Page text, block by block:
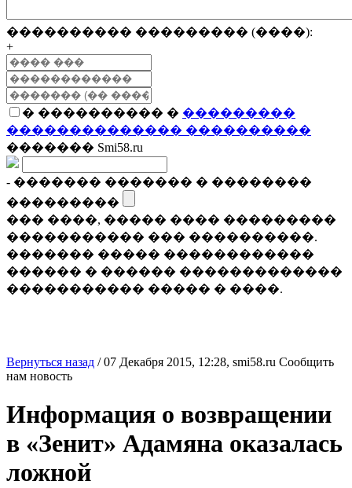
���������� ��������� (����):
+
� ���������� � ���������
�������������� ����������
������� Smi58.ru
- ������� ������� � ��������
���������
��� ����, ����� ���� ���������
����������� ��� ����������.
������� ����� ������������
������ � ������ �������������
����������� ����� � ����.
Вернуться назад /07 Декабря 2015, 12:28, smi58.ru Сообщить
нам новость
Информация о возвращении
в «Зенит» Адамяна оказалась
ложной